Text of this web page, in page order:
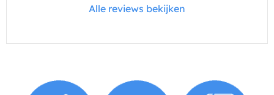
Alle reviews bekijken